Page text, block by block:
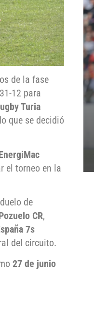
de la fase
12 para
Turia
que se decidió
el torneo en la
de
CR,
7s
del circuito.
27 de junio